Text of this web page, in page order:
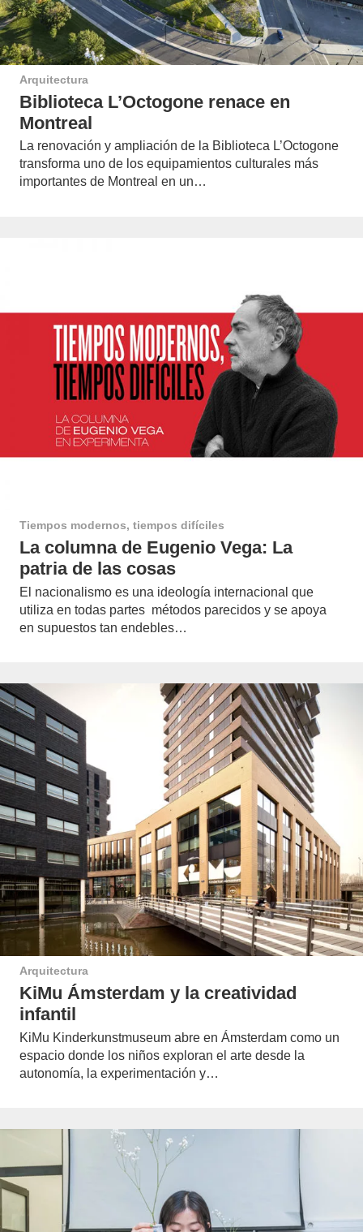
Arquitectura
Biblioteca L’Octogone renace en
Montreal
La renovación y ampliación de la Biblioteca L’Octogone
transforma uno de los equipamientos culturales más
importantes de Montreal en un…
Tiempos modernos, tiempos difíciles
La columna de Eugenio Vega: La
patria de las cosas
El nacionalismo es una ideología internacional que
utiliza en todas partes métodos parecidos y se apoya
en supuestos tan endebles…
Arquitectura
KiMu Ámsterdam y la creatividad
infantil
KiMu Kinderkunstmuseum abre en Ámsterdam como un
espacio donde los niños exploran el arte desde la
autonomía, la experimentación y…